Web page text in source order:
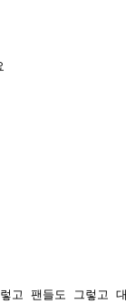
고 팬들도 그렇고